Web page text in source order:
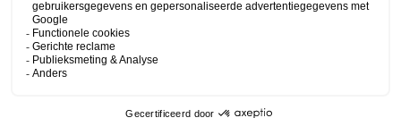
Copyright 2026